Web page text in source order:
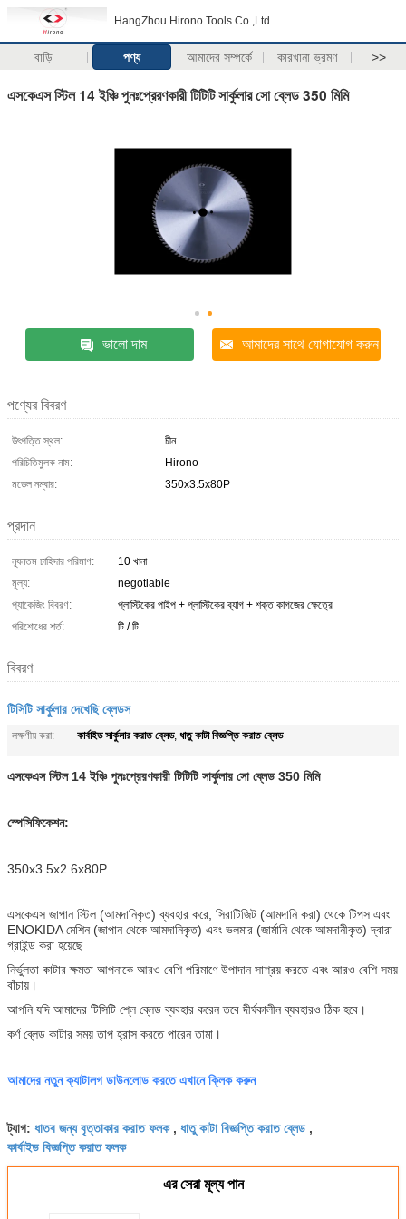
HangZhou Hirono Tools Co.,Ltd
বাড়ি পণ্য আমাদের সম্পর্কে কারখানা ভ্রমণ >>
এসকেএস স্টিল 14 ইঞ্চি পুনঃপ্রেরণকারী টিটিটি সার্কুলার সো ব্লেড 350 মিমি
ভালো দাম আমাদের সাথে যোগাযোগ করুন
পণ্যের বিবরণ
উৎপত্তি স্থল:
চীন
পরিচিতিমুলক নাম:
Hirono
মডেল নম্বার:
350x3.5x80P
প্রদান
ন্যূনতম চাহিদার পরিমাণ:
10 খানা
মূল্য:
negotiable
প্যাকেজিং বিবরণ:
প্লাস্টিকের পাইপ + প্লাস্টিকের ব্যাগ + শক্ত কাগজের ক্ষেত্রে
পরিশোধের শর্ত:
টি / টি
বিবরণ
টিসিটি সার্কুলার দেখেছি ব্লেডস
লক্ষণীয় করা: কার্বাইড সার্কুলার করাত ব্লেড, ধাতু কাটা বিজ্ঞপ্তি করাত ব্লেড
এসকেএস স্টিল 14 ইঞ্চি পুনঃপ্রেরণকারী টিটিটি সার্কুলার সো ব্লেড 350 মিমি
স্পেসিফিকেশন:
350x3.5x2.6x80P
এসকেএস জাপান স্টিল (আমদানিকৃত) ব্যবহার করে, সিরাটিজিট (আমদানি করা) থেকে টিপস এবং
ENOKIDA মেশিন (জাপান থেকে আমদানিকৃত) এবং ভলমার (জার্মানি থেকে আমদানীকৃত) দ্বারা
গ্রাইন্ড করা হয়েছে
নির্ভুলতা কাটার ক্ষমতা আপনাকে আরও বেশি পরিমাণে উপাদান সাশ্রয় করতে এবং আরও বেশি সময়
বাঁচায়।
আপনি যদি আমাদের টিসিটি শ্লে ব্লেড ব্যবহার করেন তবে দীর্ঘকালীন ব্যবহারও ঠিক হবে।
কর্ণ ব্লেড কাটার সময় তাপ হ্রাস করতে পারেন তামা।
আমাদের নতুন ক্যাটালগ ডাউনলোড করতে এখানে ক্লিক করুন
ট্যাগ: ধাতব জন্য বৃত্তাকার করাত ফলক, ধাতু কাটা বিজ্ঞপ্তি করাত ব্লেড ,
কার্বাইড বিজ্ঞপ্তি করাত ফলক
এর সেরা মূল্য পান